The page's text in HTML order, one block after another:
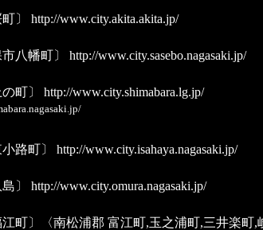
〕 http://www.city.akita.akita.jp/
八幡町〕 http://www.city.sasebo.nagasaki.jp/
町〕 http://www.city.shimabara.lg.jp/
路町〕 http://www.city.isahaya.nagasaki.jp/
〕 http://www.city.omura.nagasaki.jp/
江町〕〈南松浦郡 富江町,玉之浦町,三井楽町